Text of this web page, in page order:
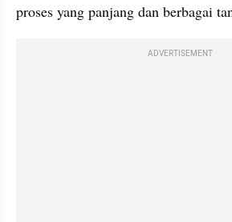
proses yang panjang dan berbagai
ADVERTISEMENT